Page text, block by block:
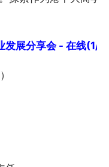
发展分享会 - 在线(1/